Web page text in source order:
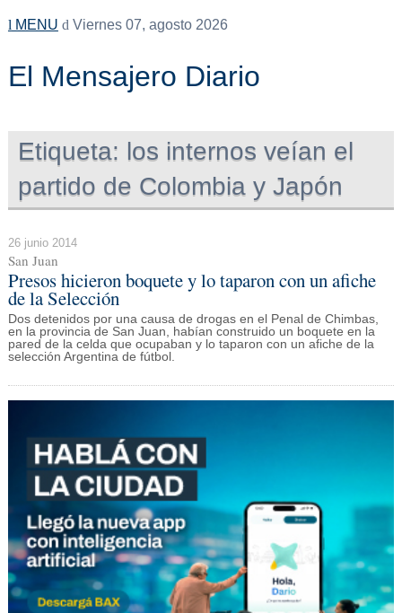
MENU Viernes 07, agosto 2026
El Mensajero Diario
Etiqueta: los internos veían el
partido de Colombia y Japón
26 junio 2014
San Juan
Presos hicieron boquete y lo taparon con un afiche
de la Selección
Dos detenidos por una causa de drogas en el Penal de Chimbas,
en la provincia de San Juan, habían construido un boquete en la
pared de la celda que ocupaban y lo taparon con un afiche de la
selección Argentina de fútbol.